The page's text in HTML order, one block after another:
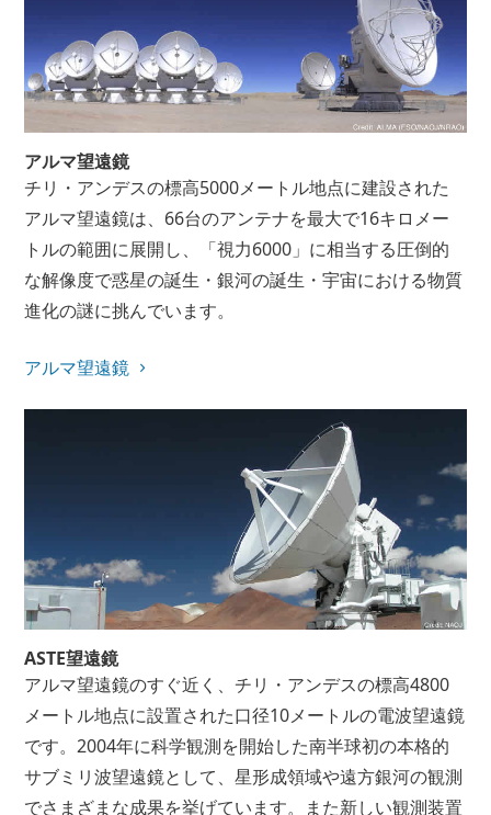
アルマ望遠鏡
チリ・アンデスの標高5000メートル地点に建設された
アルマ望遠鏡は、66台のアンテナを最大で16キロメー
トルの範囲に展開し、「視力6000」に相当する圧倒的
な解像度で惑星の誕生・銀河の誕生・宇宙における物質
進化の謎に挑んでいます。
アルマ望遠鏡
ASTE望遠鏡
アルマ望遠鏡のすぐ近く、チリ・アンデスの標高4800
メートル地点に設置された口径10メートルの電波望遠鏡
です。2004年に科学観測を開始した南半球初の本格的
サブミリ波望遠鏡として、星形成領域や遠方銀河の観測
でさまざまな成果を挙げています。また新しい観測装置